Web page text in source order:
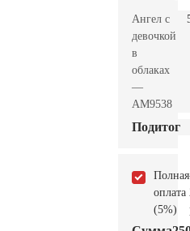
Ангел с
девочкой
в
облаках
—
AM9538
Подитог
Полная
оплата
(5%)